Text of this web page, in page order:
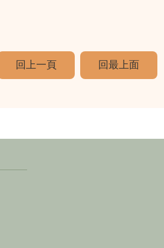
回上一頁 回最上面